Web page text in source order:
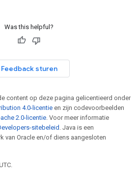
Was this helpful?
Feedback sturen
content op deze pagina gelicentieerd onder
4.0-licentieen zijn codevoorbeelden
2.0-licentie. Voor meer informatie
sitebeleid . Java is een
van Oracle en/of diens aangesloten